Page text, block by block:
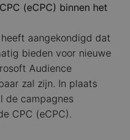
(eCPC) binnen het
aangekondigd dat
bieden voor nieuwe
Audience
zal zijn. In plaats
de campagnes
CPC (eCPC).